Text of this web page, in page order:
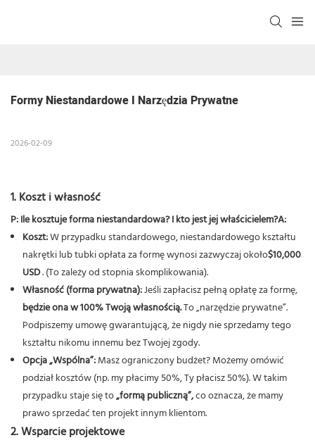
Formy Niestandardowe I Narzędzia Prywatne
2026-02-09
1. Koszt i własność
P: Ile kosztuje forma niestandardowa? I kto jest jej właścicielem?A:
Koszt:W przypadku standardowego, niestandardowego kształtu
nakrętki lub tubki opłata za formę wynosi zazwyczaj około$10,000
USD. (To zależy od stopnia skomplikowania).
Własność (forma prywatna):Jeśli zapłacisz pełną opłatę za formę,
będzie ona w 100% Twoją własnością.To „narzędzie prywatne”.
Podpiszemy umowę gwarantującą, że nigdy nie sprzedamy tego
kształtu nikomu innemu bez Twojej zgody.
Opcja „Wspólna”:Masz ograniczony budżet? Możemy omówić
podział kosztów (np. my płacimy 50%, Ty płacisz 50%). W takim
przypadku staje się to„formą publiczną”,co oznacza, że ​​mamy
prawo sprzedać ten projekt innym klientom.
2. Wsparcie projektowe